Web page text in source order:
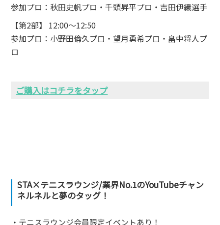
参加プロ：秋田史帆プロ・千頭昇平プロ・吉田伊織選手
【第2部】 12:00〜12:50
参加プロ：小野田倫久プロ・望月勇希プロ・畠中将人プ
ロ
ご購入はコチラをタップ
STA×テニスラウンジ/業界No.1のYouTubeチャン
ネルネルと夢のタッグ！
・テニスラウンジ会員限定イベントあり！